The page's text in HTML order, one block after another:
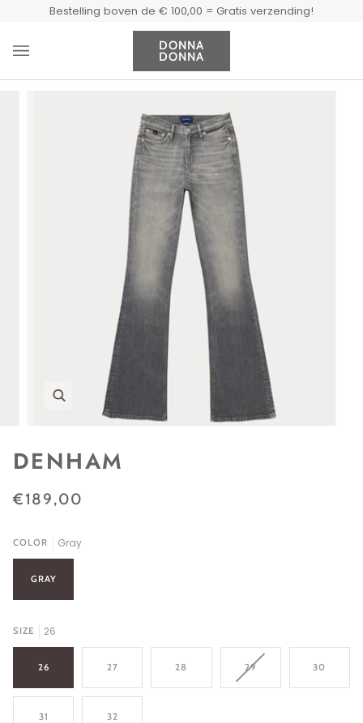
DoorgaanBestelling boven de € 100,00 = Gratis verzending!
DONNA
DONNA
Zoom
DENHAM
€189,00
COLOR Gray
GRAY
SIZE 26
26 27 28 29 30
31 32